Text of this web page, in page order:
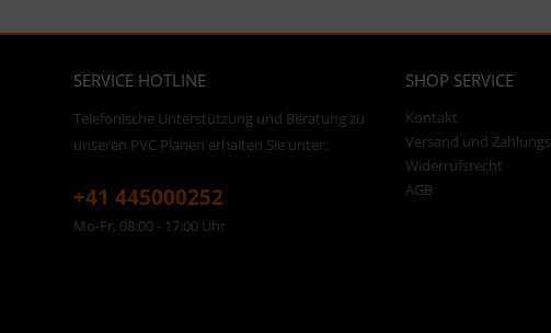
SERVICE HOTLINE
Telefonische Unterstützung und Beratung zu
unseren PVC Planen erhalten Sie unter:
+41 445000252
Mo-Fr, 08:00 - 17:00 Uhr
SHOP SERVICE
Kontakt
Versand und
Widerrufsrecht
AGB